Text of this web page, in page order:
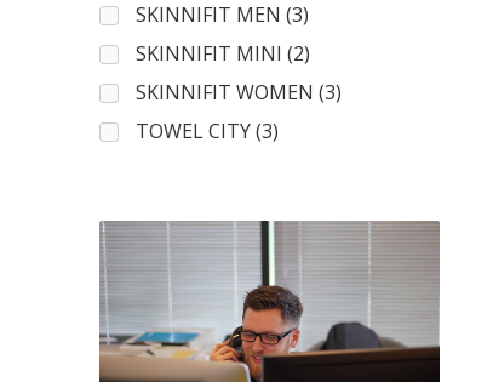
SKINNIFIT MEN (3)
SKINNIFIT MINI (2)
SKINNIFIT WOMEN (3)
TOWEL CITY (3)